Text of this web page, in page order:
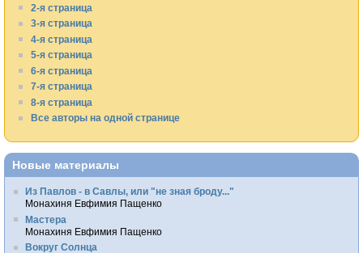
2-я страница
3-я страница
4-я страница
5-я страница
6-я страница
7-я страница
8-я страница
Все авторы на одной странице
Новые материалы
Из Павлов - в Савлы, или "не зная броду..."
Монахиня Евфимия Пащенко
Мастера
Монахиня Евфимия Пащенко
Вокруг Солнца